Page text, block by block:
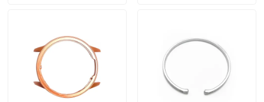
Moldeo por inyección médico
Molde de inyección 2K